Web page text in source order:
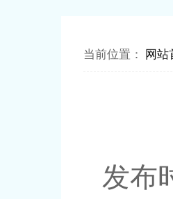
当前位置： 网站
发布